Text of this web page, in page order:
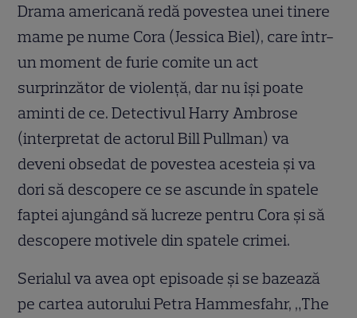
Drama americană redă povestea unei tinere
mame pe nume Cora (Jessica Biel), care într-
un moment de furie comite un act
surprinzător de violență, dar nu își poate
aminti de ce. Detectivul Harry Ambrose
(interpretat de actorul Bill Pullman) va
deveni obsedat de povestea acesteia și va
dori să descopere ce se ascunde în spatele
faptei ajungând să lucreze pentru Cora și să
descopere motivele din spatele crimei.
Serialul va avea opt episoade și se bazează
pe cartea autorului Petra Hammesfahr, „The